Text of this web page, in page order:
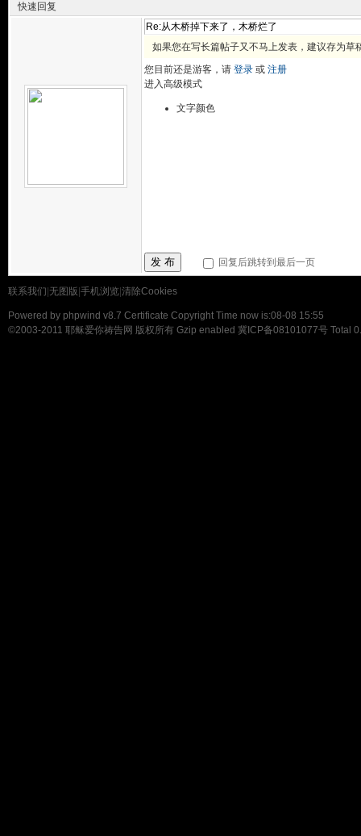
快速回复
如果您在写长篇帖子又不马上发表，建议存为草
您目前还是游客，请 登录 或 注册
进入高级模式
文字颜色
发 布 回复后跳转到最后一页
联系我们 无图版 手机浏览 清除Cookies
Powered by phpwind v8.7 Certificate Copyright Time now is:08-08 15:55
©2003-2011 耶稣爱你祷告网 版权所有 Gzip enabled 冀ICP备08101077号 Total